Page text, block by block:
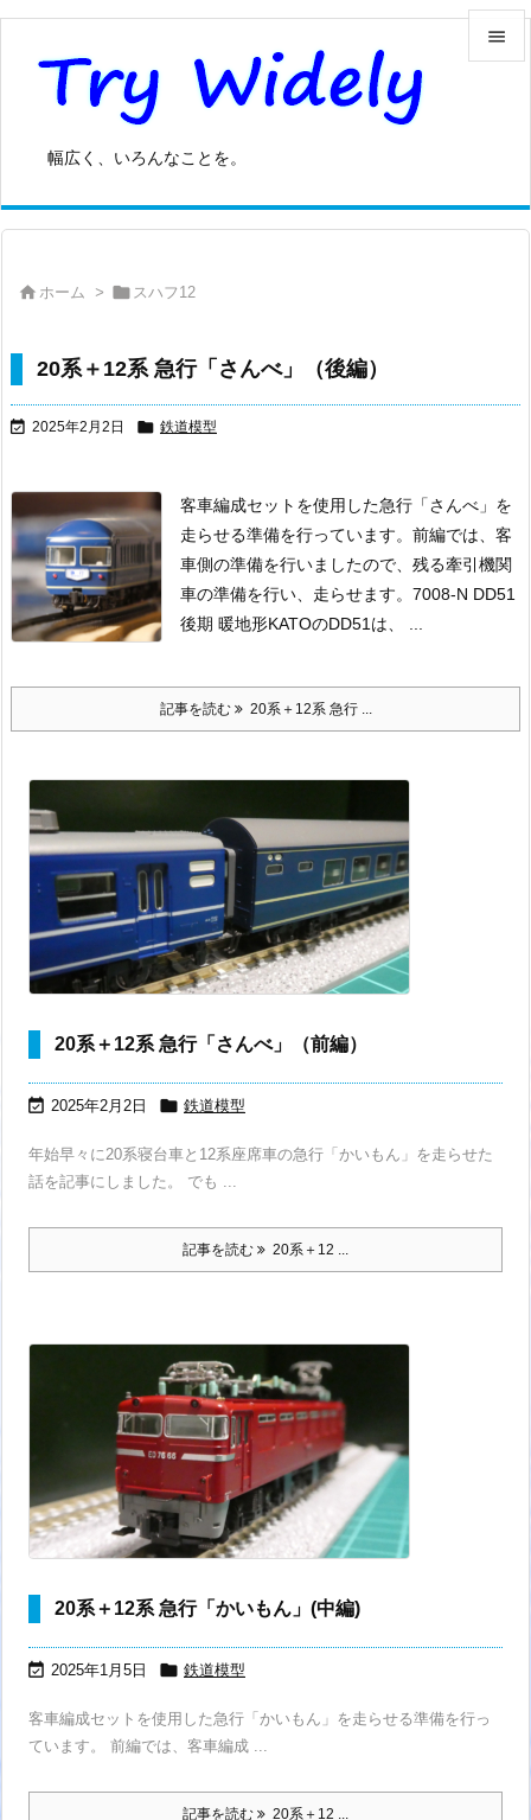
幅広く、いろんなことを。


前へ
 ホーム >  スハフ12
20系＋12系 急行「さんべ」（後編）
 2025年2月2日  鉄道模型
客車編成セットを使用した急行「さんべ」を
走らせる準備を行っています。 前編では、客
車側の準備を行いましたので、残る牽引機関
車の準備を行い、走らせます。 7008-N DD51
後期 暖地形KATOのDD51は、 ...
記事を読む 20系＋12系 急行 ...
20系＋12系 急行「さんべ」（前編）
 2025年2月2日  鉄道模型
年始早々に20系寝台車と12系座席車の急行「かいもん」を走らせた
話を記事にしました。 でも ...
記事を読む 20系＋12 ...
20系＋12系 急行「かいもん」(中編)
 2025年1月5日  鉄道模型
客車編成セットを使用した急行「かいもん」を走らせる準備を行っ
ています。 前編では、客車編成 ...
記事を読む 20系＋12 ...